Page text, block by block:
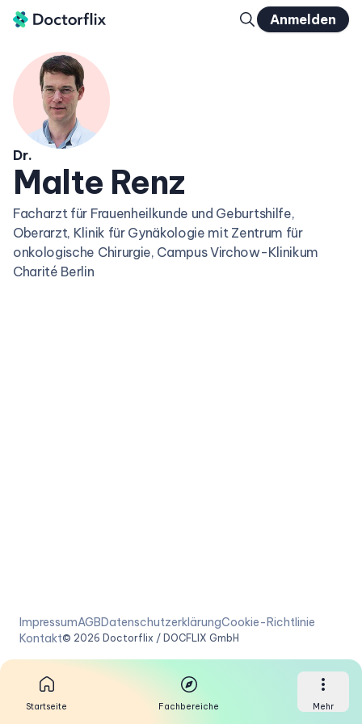
Anmelden
Dr.
Malte Renz
Facharzt für Frauenheilkunde und Geburtshilfe,
Oberarzt, Klinik für Gynäkologie mit Zentrum für
onkologische Chirurgie, Campus Virchow-Klinikum
Charité Berlin
ImpressumAGBDatenschutzerklärungCookie-Richtlinie
Kontakt© 2026 Doctorflix / DOCFLIX GmbH
Startseite Fachbereiche Mehr